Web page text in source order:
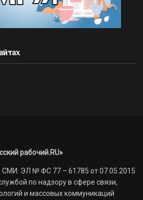
рабочий.RU»
СМИ: ЭЛ № ФС 77 – 61785 от 07.05.2015
по надзору в сфере связи,
и массовых коммуникаций